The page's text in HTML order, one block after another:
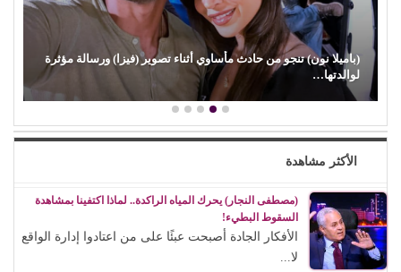
(باميلا نون) تنجو من حادث مأساوي أثناء تصوير (فيزا) ورسالة مؤثرة
لوالدتها…
الأكثر مشاهدة
(مصطفى النجار) يحرك المياه الراكدة.. لماذا اكتفينا بمشاهدة
السقوط البطيء!
الأفكار الجادة أصبحت عبئًا على من اعتادوا إدارة الواقع
لا...